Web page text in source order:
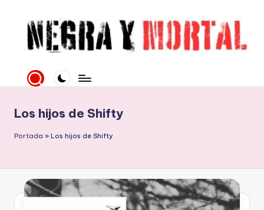
contenido
e
r
a
M
o
literaria
la
Novela
mucho
más
Los hijos de Shifty
Portada » Los hijos de Shifty